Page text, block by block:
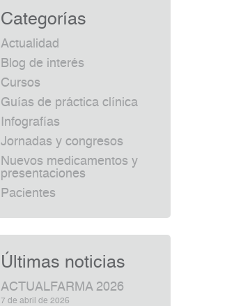
Categorías
Actualidad
Blog de interés
Cursos
Guías de práctica clínica
Infografías
Jornadas y congresos
Nuevos medicamentos y
presentaciones
Pacientes
Últimas noticias
ACTUALFARMA 2026
7 de abril de 2026